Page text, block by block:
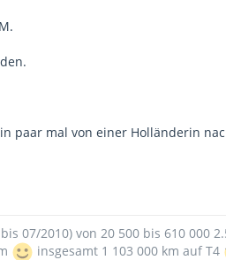
paar mal von einer Holländerin
07/2010) von 20 500 bis 610 000
insgesamt 1 103 000 km auf T4